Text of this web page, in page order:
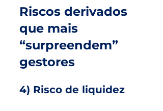
Riscos derivados
que mais
“surpreendem”
gestores
4) Risco de liquidez